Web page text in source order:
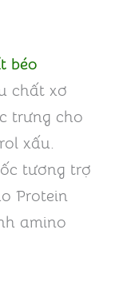
béo
chất xơ
trưng cho
xấu.
tương trợ
Protein
amino